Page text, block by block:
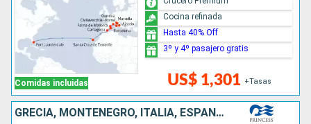
Comidas incluidas US$ 1,301 +Tasas
Cocina refinada
Hasta 40% Off
3º y 4º pasajero gratis
GRECIA, MONTENEGRO, ITALIA, ESPAÑA, PORTUGAL, ESTADOS UNIDOS